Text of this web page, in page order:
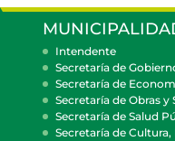
Intendente
Secretaría de
Secretaría de
Secretaría de Obras
Secretaría de Salud
Secretaría de